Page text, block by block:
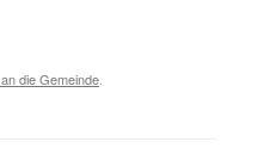
die Gemeinde